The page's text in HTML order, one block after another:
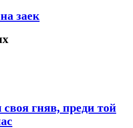
заек
своя гняв, преди той